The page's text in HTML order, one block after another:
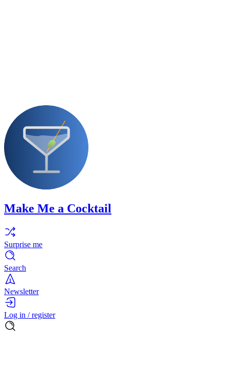
Make Me a Cocktail
Surprise me
Search
Newsletter
Log in / register